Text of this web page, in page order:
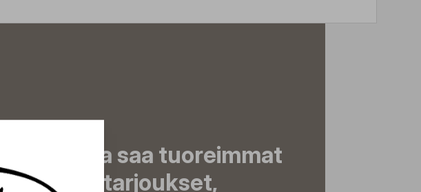
ja saa tuoreimmat
tarjoukset,